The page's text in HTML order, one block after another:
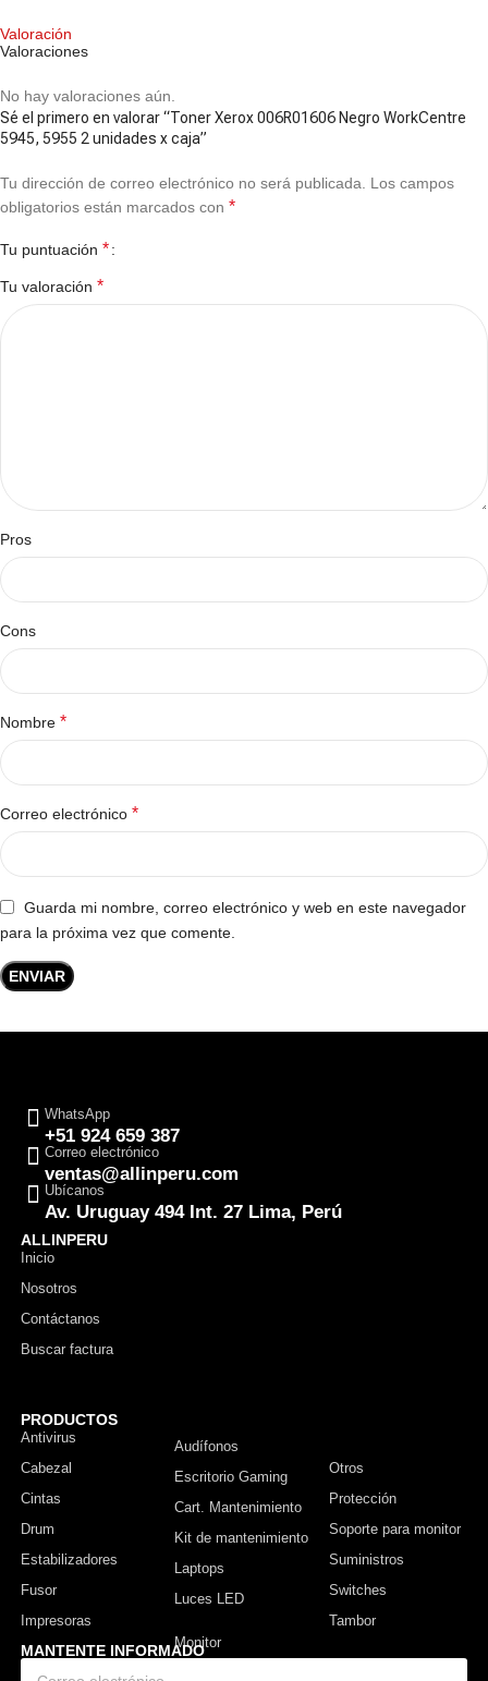
Valoración
Valoraciones
No hay valoraciones aún.
Sé el primero en valorar “Toner Xerox 006R01606 Negro WorkCentre
5945, 5955 2 unidades x caja”
Tu dirección de correo electrónico no será publicada. Los campos
obligatorios están marcados con *
Tu puntuación *
Tu valoración *
Pros
Cons
Nombre *
Correo electrónico *
Guarda mi nombre, correo electrónico y web en este navegador
para la próxima vez que comente.
WhatsApp
+51 924 659 387
Correo electrónico
ventas@allinperu.com
Ubícanos
Av. Uruguay 494 Int. 27 Lima, Perú
ALLINPERU
Inicio
Nosotros
Contáctanos
Buscar factura
PRODUCTOS
Antivirus
Cabezal
Cintas
Drum
Estabilizadores
Fusor
Impresoras
Audífonos
Escritorio Gaming
Cart. Mantenimiento
Kit de mantenimiento
Laptops
Luces LED
Otros
Protección
Soporte para monitor
Suministros
Switches
Tambor
MANTENTE INFORMADO